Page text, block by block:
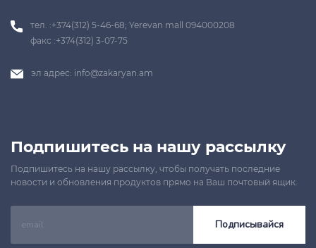
тел. :+374(312) 5-46-68; Yerevan mall 094000208
факс :+374(312) 3-07-75
эл адрес: info@zakaryan.am
Подпишитесь на нашу рассылку
Подпишитесь на нашу рассылку, чтобы получать последние
новости и обновления продуктов прямо на Ваш почтовый ящик.